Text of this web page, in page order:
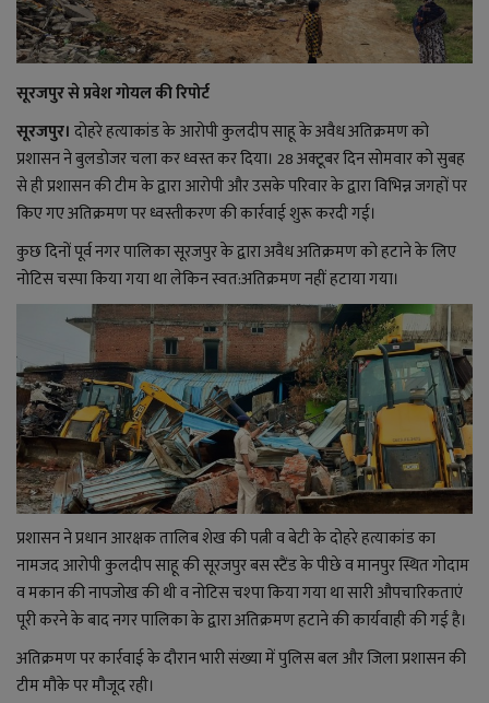
राजनीति
बिजनेस
मनोरंजन
ज्ञान विज्ञान
करिअर
वाद विवाद
संपादकीय
धर्म
लाइफ स्टाइल
जोक्स
सोशल मीडिया
Gallery
सूरजपुर से प्रवेश गोयल की रिपोर्ट
सूरजपुर। दोहरे हत्याकांड के आरोपी कुलदीप साहू के अवैध अतिक्रमण को
प्रशासन ने बुलडोजर चला कर ध्वस्त कर दिया। 28 अक्टूबर दिन सोमवार को सुबह
से ही प्रशासन की टीम के द्वारा आरोपी और उसके परिवार के द्वारा विभिन्न जगहों पर
किए गए अतिक्रमण पर ध्वस्तीकरण की कार्रवाई शुरू करदी गई।
कुछ दिनों पूर्व नगर पालिका सूरजपुर के द्वारा अवैध अतिक्रमण को हटाने के लिए
नोटिस चस्पा किया गया था लेकिन स्वत:अतिक्रमण नहीं हटाया गया।
प्रशासन ने प्रधान आरक्षक तालिब शेख की पत्नी व बेटी के दोहरे हत्याकांड का
नामजद आरोपी कुलदीप साहू की सूरजपुर बस स्टैंड के पीछे व मानपुर स्थित गोदाम
व मकान की नापजोख की थी व नोटिस चश्पा किया गया था सारी औपचारिकताएं
पूरी करने के बाद नगर पालिका के द्वारा अतिक्रमण हटाने की कार्यवाही की गई है।
अतिक्रमण पर कार्रवाई के दौरान भारी संख्या में पुलिस बल और जिला प्रशासन की
टीम मौके पर मौजूद रही।